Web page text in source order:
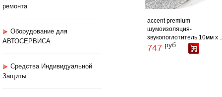
ремонта
Оборудование для
АВТОСЕРВИСА
Средства Индивидуальной
Защиты
аccent premium
шумоизоляция-
звукопоглотитель 10мм х
747 руб